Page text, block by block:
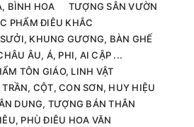
BÌNH HOA
TƯỢNG SÂN VƯỜN
PHẨM ĐIÊU KHẮC
KHUNG GƯƠNG, BÀN GHẾ
ÂU, Á, PHI, AI CẬP ...
TÔN GIÁO, LINH VẬT
TRẦN, CỘT, CON SƠN, HUY HIỆU
DUNG, TƯỢNG BÁN THÂN
PHÙ ĐIÊU HOA VĂN